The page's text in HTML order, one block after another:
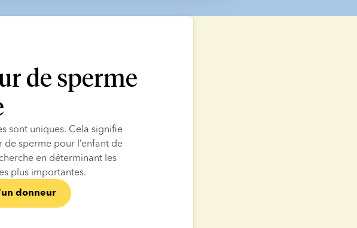
de sperme
sont uniques. Cela signifie
sperme pour l’enfant de
en déterminant les
plus importantes.
donneur